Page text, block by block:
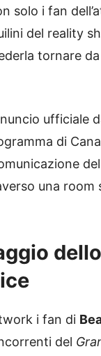
solo i fan
del reality
tornare
ufficiale
di
una room
i fan di
del